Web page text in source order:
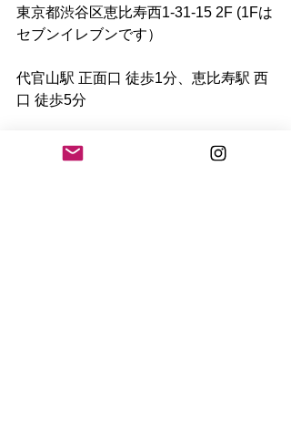
東京都渋谷区恵比寿西1-31-15 2F (1Fは
セブンイレブンです）
代官山駅 正面口 徒歩1分、恵比寿駅 西
口 徒歩5分
www.as-antiques-gallery.com